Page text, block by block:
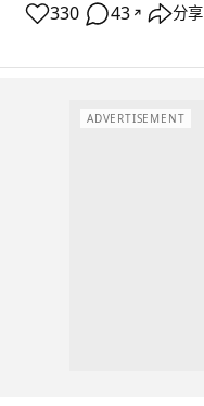
330 43 ↗ 分享
ADVERTISEMENT